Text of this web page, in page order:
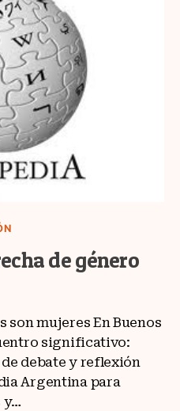
de género
son mujeres En Buenos
significativo:
debate y reflexión
Argentina para
y…